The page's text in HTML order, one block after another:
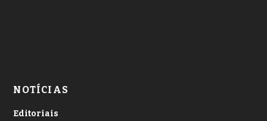
NOTÍCIAS
Editoriais